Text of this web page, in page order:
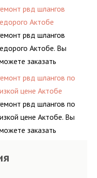
предприятия.
сервис РВД на
основе либо на
гидросистем Вашего
предприятия.
рвд шлангов
Актобе
рвд шлангов
Актобе. Вы
заказать
РВД на разовой
либо на
рвд шлангов по
цене Актобе
рвд шлангов по
цене Актобе. Вы
заказать
либо на